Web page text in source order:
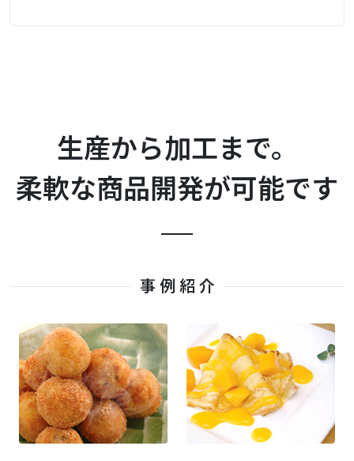
生産から加工まで。
柔軟な商品開発が可能です
事 例 紹 介